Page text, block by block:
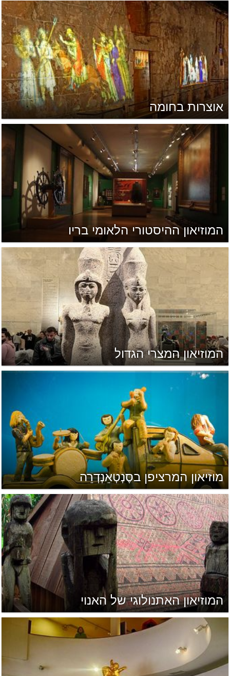
אוצרות בחומה
המוזיאון ההיסטורי הלאומי בריו
המוזיאון המצרי הגדול
מוזיאון המרציפן בסֶנְטְאֵנְדְרֵה
המוזיאון האתנולוגי של האנוי